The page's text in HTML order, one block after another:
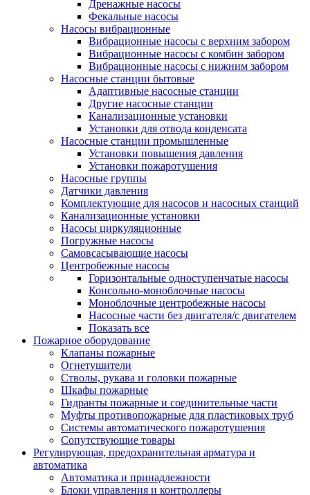
Дренажные насосы
Фекальные насосы
Насосы вибрационные
Вибрационные насосы с верхним забором
Вибрационные насосы с комбин забором
Вибрационные насосы с нижним забором
Насосные станции бытовые
Адаптивные насосные станции
Другие насосные станции
Канализационные установки
Установки для отвода конденсата
Насосные станции промышленные
Установки повышения давления
Установки пожаротушения
Насосные группы
Датчики давления
Комплектующие для насосов и насосных станций
Канализационные установки
Насосы циркуляционные
Погружные насосы
Самовсасывающие насосы
Центробежные насосы
Горизонтальные одноступенчатые насосы
Консольно-моноблочные насосы
Моноблочные центробежные насосы
Насосные части без двигателя/с двигателем
Показать все
Пожарное оборудование
Клапаны пожарные
Огнетушители
Стволы, рукава и головки пожарные
Шкафы пожарные
Гидранты пожарные и соединительные части
Муфты противопожарные для пластиковых труб
Системы автоматического пожаротушения
Сопутствующие товары
Регулирующая, предохранительная арматура и
автоматика
Автоматика и принадлежности
Блоки управления и контроллеры